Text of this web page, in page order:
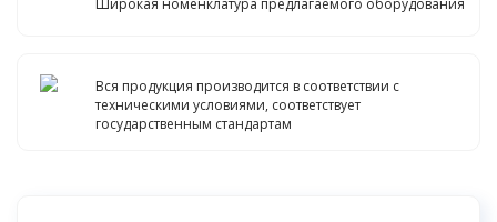
Вся продукция производится в соответствии с
техническими условиями, соответствует
государственным стандартам